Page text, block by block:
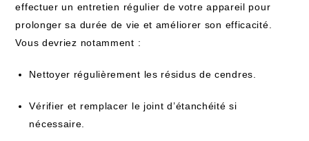
effectuer un entretien régulier de votre appareil pour
prolonger sa durée de vie et améliorer son efficacité.
Vous devriez notamment :
Nettoyer régulièrement les résidus de cendres.
Vérifier et remplacer le joint d’étanchéité si
nécessaire.